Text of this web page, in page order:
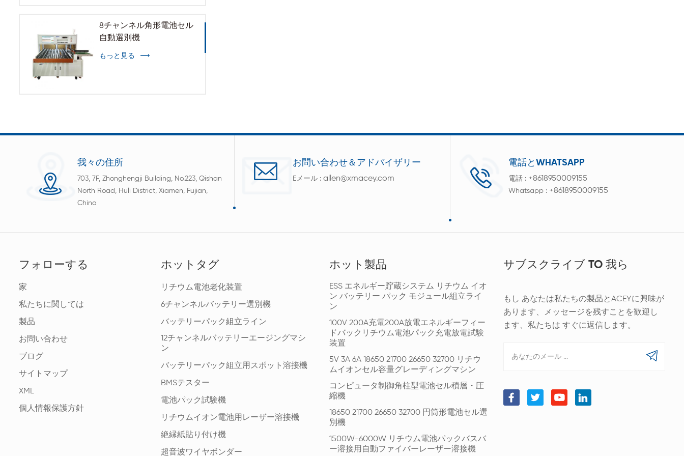
8チャンネル角形電池セル
自動選別機
もっと見る
我々の住所
703, 7F, Zhonghengji Building, No.223, Qishan
North Road, Huli District, Xiamen, Fujian,
China
お問い合わせ＆アドバイザリー
Eメール :allen@xmacey.com
電話とWHATSAPP
電話 : +8618950009155
Whatsapp : +8618950009155
フォローする
家
私たちに関しては
製品
お問い合わせ
ブログ
サイトマップ
XML
個人情報保護方針
ホットタグ
リチウム電池老化装置
6チャンネルバッテリー選別機
バッテリーパック組立ライン
12チャンネルバッテリーエージングマシ
ン
バッテリーパック組立用スポット溶接機
BMSテスター
電池パック試験機
リチウムイオン電池用レーザー溶接機
絶縁紙貼り付け機
超音波ワイヤボンダー
ホット製品
ESS エネルギー貯蔵システム リチウム イオ
ン バッテリー パック モジュール組立ライ
ン
100V 200A充電200A放電エネルギーフィー
ドバックリチウム電池パック充電放電試験
装置
5V 3A 6A 18650 21700 26650 32700 リチウ
ムイオンセル容量グレーディングマシン
コンピュータ制御角柱型電池セル積層・圧
縮機
18650 21700 26650 32700 円筒形電池セル選
別機
1500W-6000W リチウム電池パックバスバ
ー溶接用自動ファイバーレーザー溶接機
サブスクライブ TO 我ら
もし あなたは私たちの製品とACEYに興味が
あります、メッセージを残すことを歓迎し
ます、私たちは すぐに返信します。